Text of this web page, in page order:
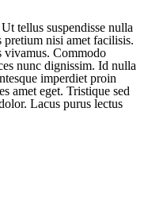
tellus suspendisse nulla
nisi amet facilisis.
vivamus. Commodo
nunc dignissim. Id nulla
imperdiet proin
amet eget. Tristique sed
Lacus purus lectus